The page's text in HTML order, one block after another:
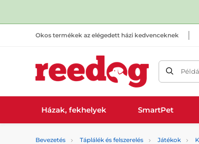
Okos termékek az elégedett házi kedvenceknek
Házak, fekhelyek SmartPet
Bevezetés Táplálék és felszerelés Játékok